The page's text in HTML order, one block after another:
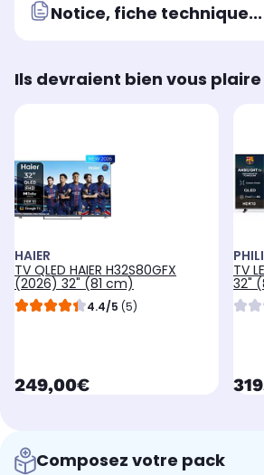
Notice, fiche technique...
Ils devraient bien vous plaire
HAIER
TV QLED HAIER H32S80GFX
(2026) 32" (81 cm)
4.4/5 (5)
currentPrice
249,00€
TV
32"
Composez votre pack